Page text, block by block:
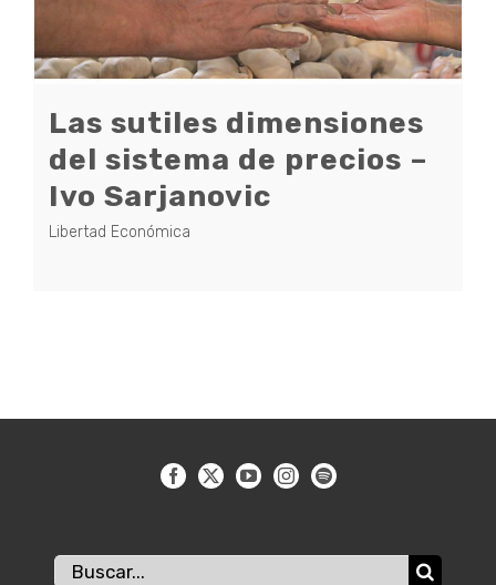
Las sutiles dimensiones
del sistema de precios –
Ivo Sarjanovic
Libertad Económica
Buscar: